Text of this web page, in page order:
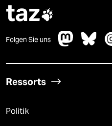
taz
Folgen Sie uns
Ressorts
Politik